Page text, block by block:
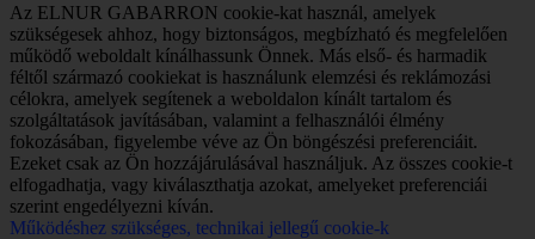
Az ELNUR GABARRON cookie-kat használ, amelyek
szükségesek ahhoz, hogy biztonságos, megbízható és megfelelően
működő weboldalt kínálhassunk Önnek. Más első- és harmadik
féltől származó cookiekat is használunk elemzési és reklámozási
célokra, amelyek segítenek a weboldalon kínált tartalom és
szolgáltatások javításában, valamint a felhasználói élmény
fokozásában, figyelembe véve az Ön böngészési preferenciáit.
Ezeket csak az Ön hozzájárulásával használjuk. Az összes cookie-t
elfogadhatja, vagy kiválaszthatja azokat, amelyeket preferenciái
szerint engedélyezni kíván.
Működéshez szükséges, technikai jellegű cookie-k